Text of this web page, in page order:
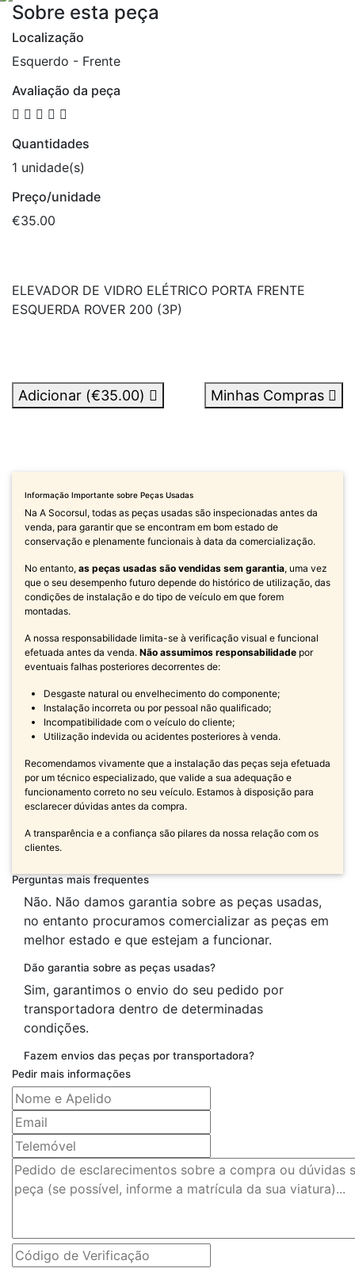
Sobre esta peça
Localização
Esquerdo - Frente
Avaliação da peça
Quantidades
1 unidade(s)
Preço/unidade
€35.00
ELEVADOR DE VIDRO ELÉTRICO PORTA FRENTE
ESQUERDA ROVER 200 (3P)
Adicionar (€35.00) Minhas Compras
Informação Importante sobre Peças Usadas
Na A Socorsul, todas as peças usadas são inspecionadas antes da
venda, para garantir que se encontram em bom estado de
conservação e plenamente funcionais à data da comercialização.
No entanto, as peças usadas são vendidas sem garantia, uma vez
que o seu desempenho futuro depende do histórico de utilização, das
condições de instalação e do tipo de veículo em que forem
montadas.
A nossa responsabilidade limita-se à verificação visual e funcional
efetuada antes da venda. Não assumimos responsabilidade por
eventuais falhas posteriores decorrentes de:
Desgaste natural ou envelhecimento do componente;
Instalação incorreta ou por pessoal não qualificado;
Incompatibilidade com o veículo do cliente;
Utilização indevida ou acidentes posteriores à venda.
Recomendamos vivamente que a instalação das peças seja efetuada
por um técnico especializado, que valide a sua adequação e
funcionamento correto no seu veículo. Estamos à disposição para
esclarecer dúvidas antes da compra.
A transparência e a confiança são pilares da nossa relação com os
clientes.
Perguntas mais frequentes
Não. Não damos garantia sobre as peças usadas,
no entanto procuramos comercializar as peças em
melhor estado e que estejam a funcionar.
Dão garantia sobre as peças usadas?
Sim, garantimos o envio do seu pedido por
transportadora dentro de determinadas
condições.
Fazem envios das peças por transportadora?
Pedir mais informações